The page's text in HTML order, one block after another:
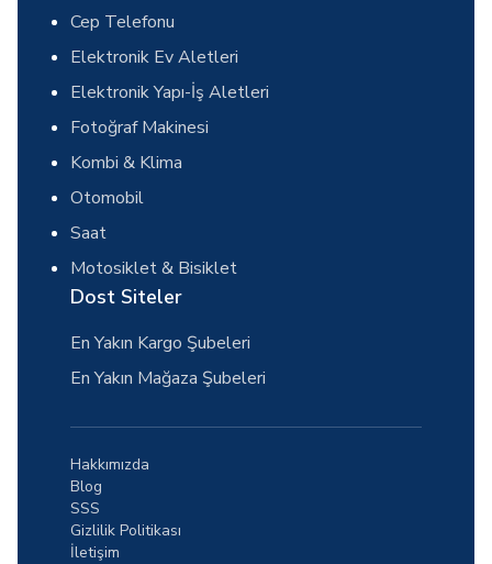
Cep Telefonu
Elektronik Ev Aletleri
Elektronik Yapı-İş Aletleri
Fotoğraf Makinesi
Kombi & Klima
Otomobil
Saat
Motosiklet & Bisiklet
Dost Siteler
En Yakın Kargo Şubeleri
En Yakın Mağaza Şubeleri
Hakkımızda
Blog
SSS
Gizlilik Politikası
İletişim